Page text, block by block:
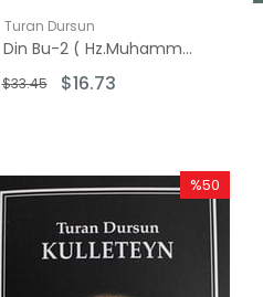
Turan Dursun
Din Bu-2 ( Hz.Muhammed )
$16.73
$33.45
%50
İndirim
%50İndirim